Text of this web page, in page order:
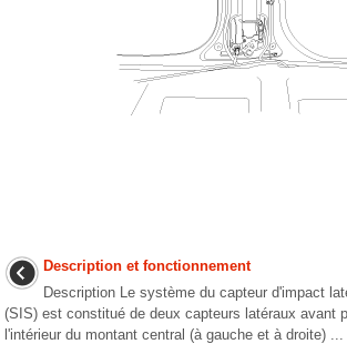
Description et fonctionnement
Description Le système du capteur d'impact
(SIS) est constitué de deux capteurs latéraux avant
l'intérieur du montant central (à gauche et à droite) ...